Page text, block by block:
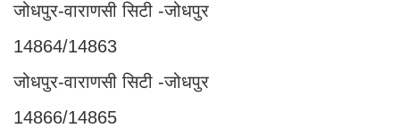
जोधपुर-वाराणसी सिटी -जोधपुर
14864/14863
जोधपुर-वाराणसी सिटी -जोधपुर
14866/14865